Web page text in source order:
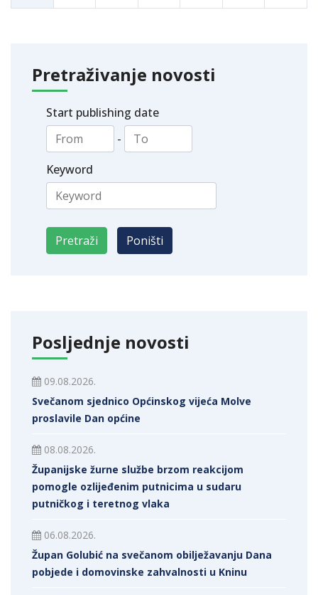
Pretraživanje novosti
Start publishing date
-
Keyword
Posljednje novosti
09.08.2026.
Svečanom sjednico Općinskog vijeća Molve
proslavile Dan općine
08.08.2026.
Županijske žurne službe brzom reakcijom
pomogle ozlijeđenim putnicima u sudaru
putničkog i teretnog vlaka
06.08.2026.
Župan Golubić na svečanom obilježavanju Dana
pobjede i domovinske zahvalnosti u Kninu